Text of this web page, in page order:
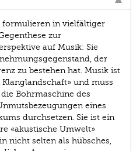
formulieren in vielfältiger
zur
auf Musik: Sie
der
zu bestehen hat. Musik ist
und muss
Bohrmaschine des
eines
durchsetzen. Sie ist ein
«akustische Umwelt»
nicht selten als hübsches,